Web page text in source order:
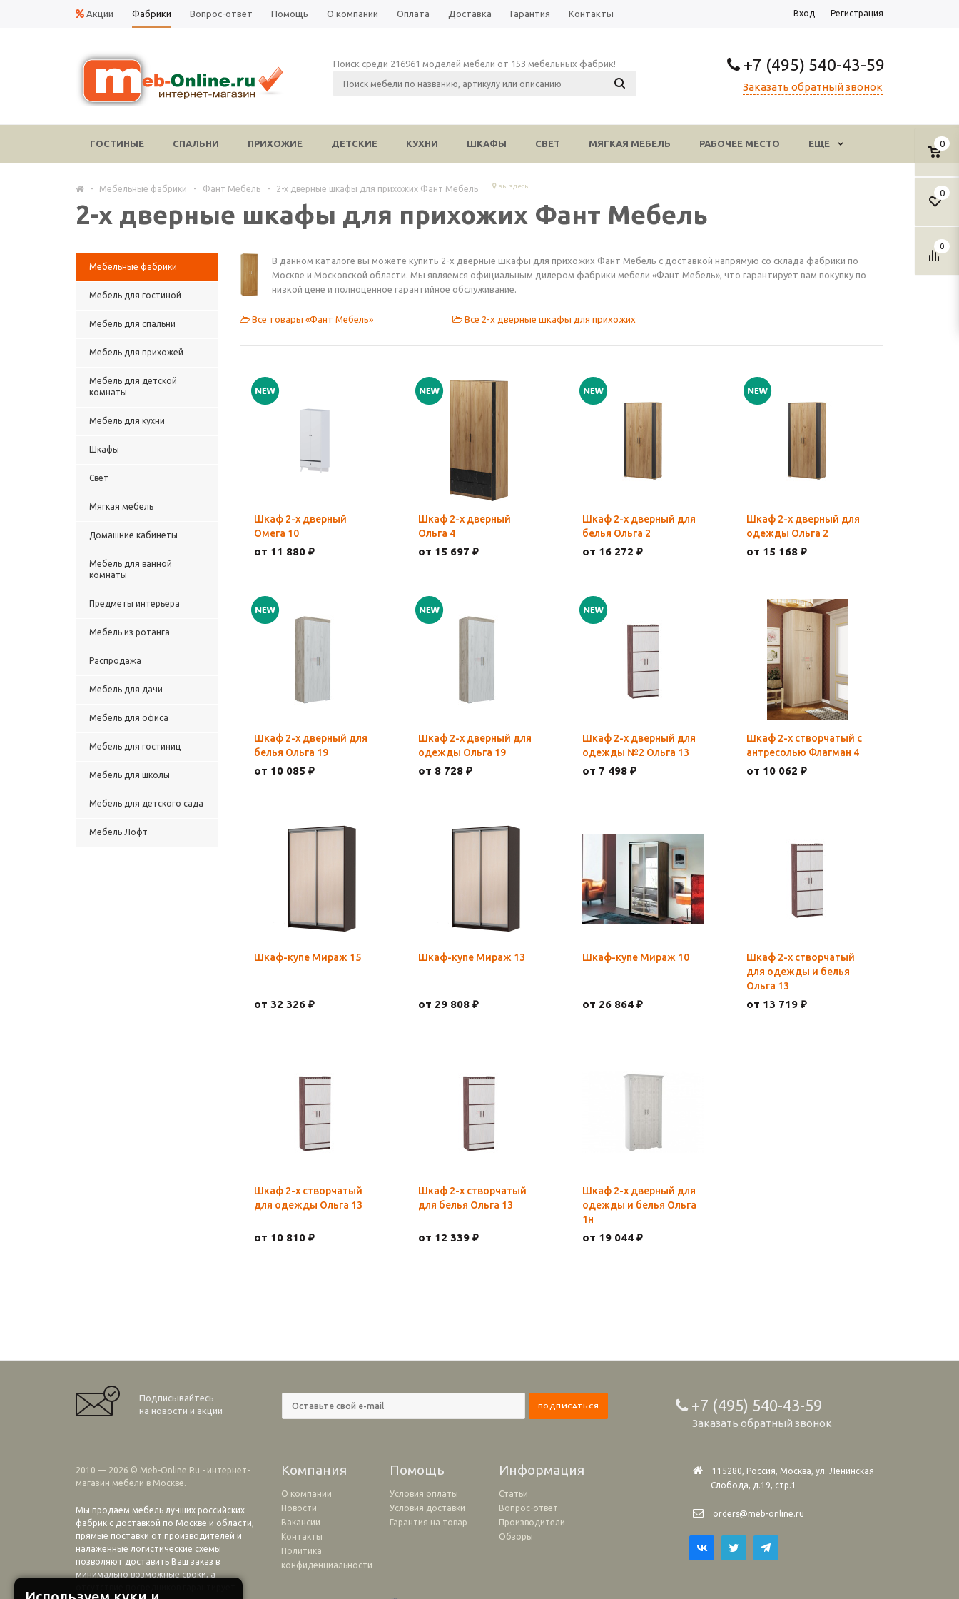
Акции Фабрики Вопрос-ответ Помощь О компании Оплата Доставка Гарантия Контакты Вход Регистрация
+7 (495) 540-43-59
Заказать обратный звонок
Поиск среди 216961 моделей мебели от 153 мебельных фабрик!
0
0
0
ГОСТИНЫЕ СПАЛЬНИ ПРИХОЖИЕ ДЕТСКИЕ КУХНИ ШКАФЫ СВЕТ МЯГКАЯ МЕБЕЛЬ РАБОЧЕЕ МЕСТО ЕЩЕ
- Мебельные фабрики - Фант Мебель - 2-х дверные шкафы для прихожих Фант Мебель вы здесь
2-х дверные шкафы для прихожих Фант Мебель
Мебельные фабрики
Мебель для гостиной
Мебель для спальни
Мебель для прихожей
Мебель для детской
комнаты
Мебель для кухни
Шкафы
Свет
Мягкая мебель
Домашние кабинеты
Мебель для ванной
комнаты
Предметы интерьера
Мебель из ротанга
Распродажа
Мебель для дачи
Мебель для офиса
Мебель для гостиниц
Мебель для школы
Мебель для детского сада
Мебель Лофт
В данном каталоге вы можете купить 2-х дверные шкафы для прихожих Фант Мебель с доставкой напрямую со склада фабрики по
Москве и Московской области. Мы являемся официальным дилером фабрики мебели «Фант Мебель», что гарантирует вам покупку по
низкой цене и полноценное гарантийное обслуживание.
Все товары «Фант Мебель» Все 2-х дверные шкафы для прихожих
Шкаф 2-х дверный
Омега 10
от 11 880 ₽
Шкаф 2-х дверный
Ольга 4
от 15 697 ₽
Шкаф 2-х дверный для
белья Ольга 2
от 16 272 ₽
Шкаф 2-х дверный для
одежды Ольга 2
от 15 168 ₽
Шкаф 2-х дверный для
белья Ольга 19
от 10 085 ₽
Шкаф 2-х дверный для
одежды Ольга 19
от 8 728 ₽
Шкаф 2-х дверный для
одежды №2 Ольга 13
от 7 498 ₽
Шкаф 2-х створчатый с
антресолью Флагман 4
от 10 062 ₽
Шкаф-купе Мираж 15
от 32 326 ₽
Шкаф-купе Мираж 13
от 29 808 ₽
Шкаф-купе Мираж 10
от 26 864 ₽
Шкаф 2-х створчатый
для одежды и белья
Ольга 13
от 13 719 ₽
Шкаф 2-х створчатый
для одежды Ольга 13
от 10 810 ₽
Шкаф 2-х створчатый
для белья Ольга 13
от 12 339 ₽
Шкаф 2-х дверный для
одежды и белья Ольга
1н
от 19 044 ₽
Подписывайтесь
на новости и акции
+7 (495) 540-43-59
Заказать обратный звонок
2010 — 2026 © Meb-Online.Ru - интернет-
магазин мебели в Москве.
Мы продаем мебель лучших российских
фабрик с доставкой по Москве и области,
прямые поставки от производителей и
налаженные логистические схемы
позволяют доставить Ваш заказ в
минимально возможные сроки, а
Компания Помощь Информация
О компании
Новости
Вакансии
Контакты
Политика
конфиденциальности
Условия оплаты
Условия доставки
Гарантия на товар
Статьи
Вопрос-ответ
Производители
Обзоры
115280, Россия, Москва, ул. Ленинская
Слобода, д.19, стр.1
orders@meb-online.ru